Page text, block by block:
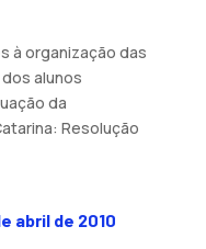
à organização das
alunos
da
Resolução
abril de 2010